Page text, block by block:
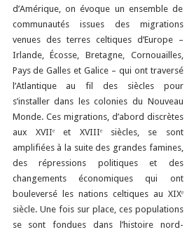
d’Amérique, on évoque un ensemble de
communautés issues des migrations
venues des terres celtiques d’Europe –
Irlande, Écosse, Bretagne, Cornouailles,
Pays de Galles et Galice – qui ont traversé
l’Atlantique au fil des siècles pour
s’installer dans les colonies du Nouveau
Monde. Ces migrations, d’abord discrètes
aux XVIIᵉ et XVIIIᵉ siècles, se sont
amplifiées à la suite des grandes famines,
des répressions politiques et des
changements économiques qui ont
bouleversé les nations celtiques au XIXᵉ
siècle. Une fois sur place, ces populations
se sont fondues dans l’histoire nord-